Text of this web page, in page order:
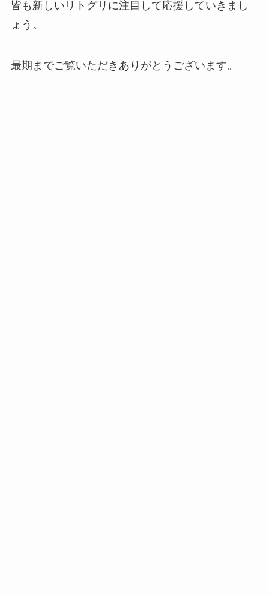
皆も新しいリトグリに注目して応援していきまし
ょう。
最期までご覧いただきありがとうございます。